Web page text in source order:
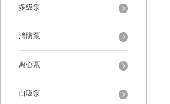
多级泵
消防泵
离心泵
自吸泵